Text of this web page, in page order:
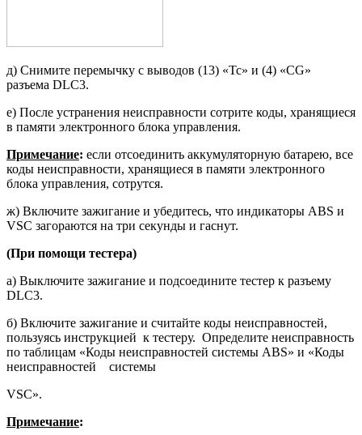
д) Снимите перемычку с выводов (13) «Тс» и (4) «CG»
разъема DLC3.
е) После устранения неисправности сотрите коды, хранящиеся
в памяти электронного блока управления.
Примечание: если отсоединить ак­кумуляторную батарею, все
коды неисправности, хранящиеся в памя­ти электронного
блока управления, сотрутся.
ж) Включите зажигание и убедитесь, что индикаторы ABS и
VSC загора­ются на три секунды и гаснут.
(При помощи тестера)
а) Выключите зажигание и подсое­дините тестер к разъему
DLC3.
б) Включите зажигание и считайте коды неисправностей,
пользуясь ин­струкцией к тестеру. Определите неисправность
по таблицам «Коды неисправностей системы ABS» и «Коды
неисправностей системы
VSC».
Примечание: